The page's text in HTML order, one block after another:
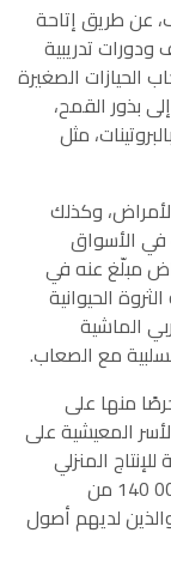
عن طريق إتاحة
ودورات تدريبية
أصحاب الحيازات الصغيرة
بذور القمح،
مثل
وكذلك
في الأسواق
مبلّغ عنه في
الحيوانية
الفنية 000 70 من مربي الماشية
مع الصعاب.
منها على
المعيشية على
المنزلي
لأغذية مغذية ودورات تدريبية فنية لأكثر من 000 140 من
لديهم أصول